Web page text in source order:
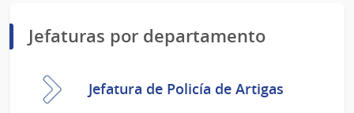
Jefaturas por departamento
Jefatura de Policía de Artigas